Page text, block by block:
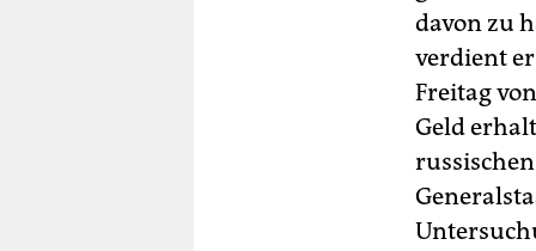
davon zu
verdient
Freitag
Geld